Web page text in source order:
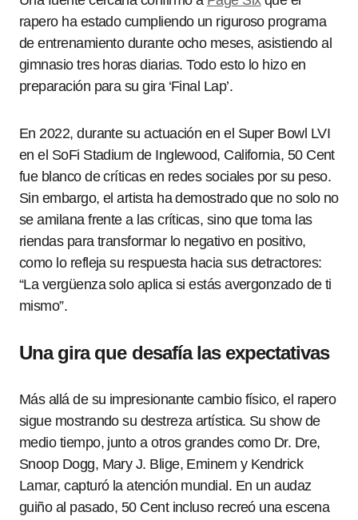
rapero ha estado cumpliendo un riguroso programa
de entrenamiento durante ocho meses, asistiendo al
gimnasio tres horas diarias. Todo esto lo hizo en
preparación para su gira ‘Final Lap’.
En 2022, durante su actuación en el Super Bowl LVI
en el SoFi Stadium de Inglewood, California, 50 Cent
fue blanco de críticas en redes sociales por su peso.
Sin embargo, el artista ha demostrado que no solo no
se amilana frente a las críticas, sino que toma las
riendas para transformar lo negativo en positivo,
como lo refleja su respuesta hacia sus detractores:
“La vergüenza solo aplica si estás avergonzado de ti
mismo”.
Una gira que desafía las expectativas
Más allá de su impresionante cambio físico, el rapero
sigue mostrando su destreza artística. Su show de
medio tiempo, junto a otros grandes como Dr. Dre,
Snoop Dogg, Mary J. Blige, Eminem y Kendrick
Lamar, capturó la atención mundial. En un audaz
guiño al pasado, 50 Cent incluso recreó una escena